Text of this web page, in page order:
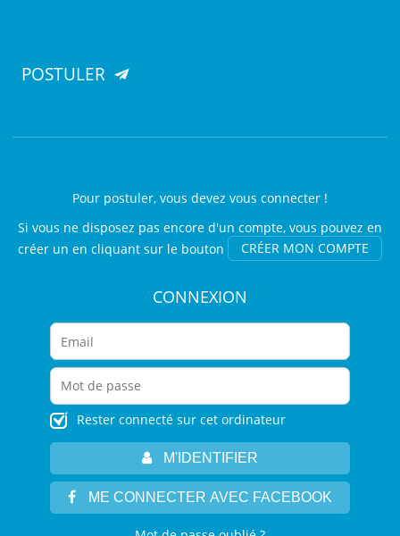
POSTULER
Pour postuler, vous devez vous connecter !
Si vous ne disposez pas encore d'un compte, vous pouvez en
créer un en cliquant sur le bouton
CRÉER MON COMPTE
CONNEXION
Rester connecté sur cet ordinateur
M'IDENTIFIER
ME CONNECTER AVEC FACEBOOK